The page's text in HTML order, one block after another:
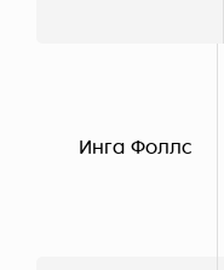
Инга Фоллс